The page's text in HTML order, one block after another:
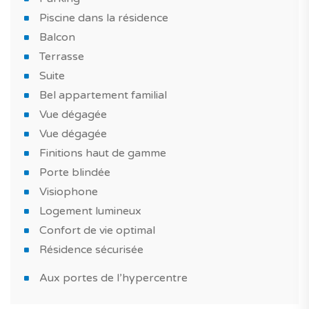
bain meublée.
un espace toujours très apprécié pour profiter des
nombreux jours de soleil au Portugal.
Ce qui vous fera craquer pour ce logement neuf à
Portimão ?
Un appartement au style moderne, bien équipé, avec
matériaux de choix. Tirez également profit d'une piscine
dans la résidence pour partager de bons moments
avec sa famille et ses amis.
stationnement.
Piscine dans la résidence
Balcon
Terrasse
Suite
Bel appartement familial
Vue dégagée
Vue dégagée
Finitions haut de gamme
Porte blindée
Visiophone
Logement lumineux
Confort de vie optimal
Résidence sécurisée
Aux portes de l’hypercentre